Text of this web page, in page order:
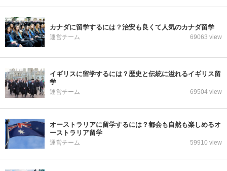
カナダに留学するには？治安も良くて人気のカナダ留学
運営チーム 69063 view
イギリスに留学するには？歴史と伝統に溢れるイギリス留
学
運営チーム 69504 view
オーストラリアに留学するには？都会も自然も楽しめるオ
ーストラリア留学
運営チーム 59910 view